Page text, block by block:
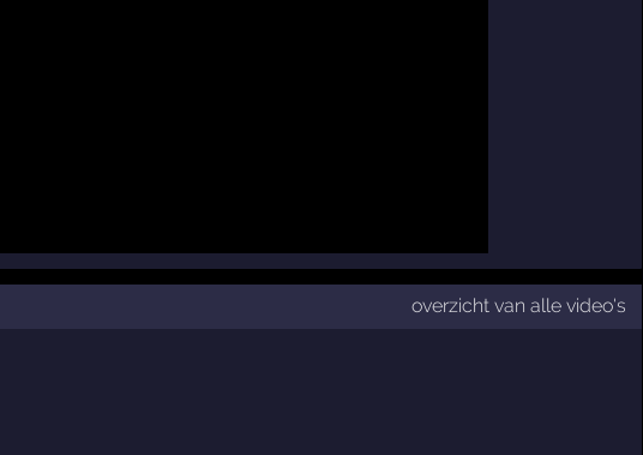
overzicht van alle video's